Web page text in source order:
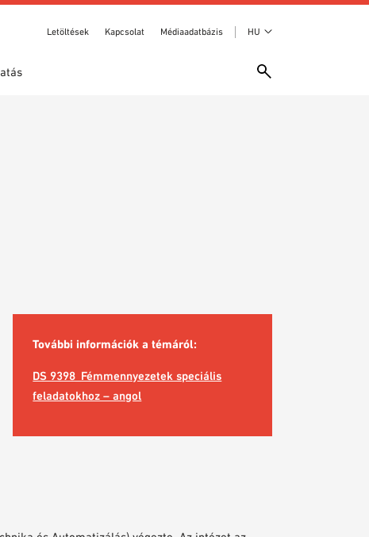
Letöltések Kapcsolat Médiaadatbázis HU
További információk a témáról:
DS 9398_Fémmennyezetek speciális
feladatokhoz – angol